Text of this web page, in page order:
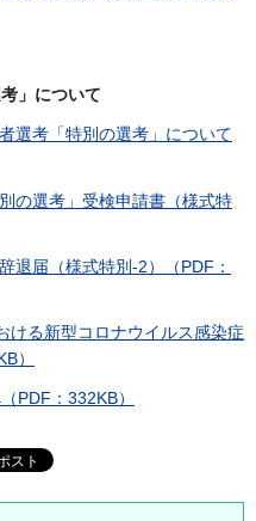
」について
選考「特別の選考」について
の選考」受検申請書（様式特
退届（様式特別-2）（PDF：
ける新型コロナウイルス感染症
）
PDF：332KB）